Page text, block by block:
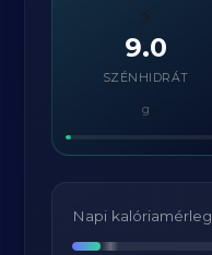
⚡
9.0
SZÉNHIDRÁT
g
Napi kalóriamérleg